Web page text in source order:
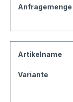
Anfragemenge
Artikelname
Variante